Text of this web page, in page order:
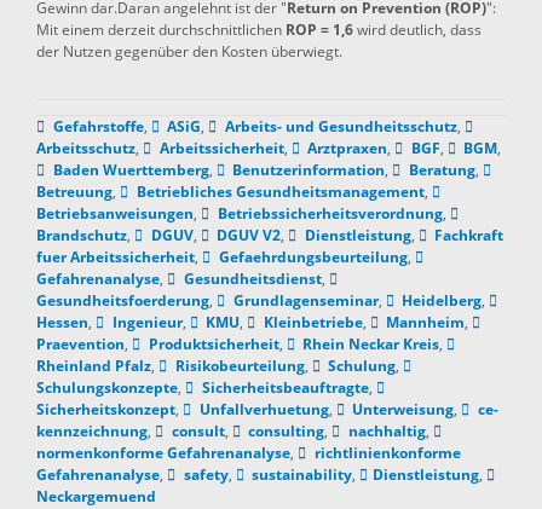
Gewinn dar.Daran angelehnt ist der "Return on Prevention (ROP)":
Mit einem derzeit durchschnittlichen ROP = 1,6wird deutlich, dass
der Nutzen gegenüber den Kosten überwiegt.
Gefahrstoffe, ASiG, Arbeits- und Gesundheitsschutz,
Arbeitsschutz, Arbeitssicherheit, Arztpraxen, BGF, BGM,
Baden Wuerttemberg, Benutzerinformation, Beratung,
Betreuung, Betriebliches Gesundheitsmanagement,
Betriebsanweisungen, Betriebssicherheitsverordnung,
Brandschutz, DGUV, DGUV V2, Dienstleistung,
Fachkraft
fuer Arbeitssicherheit, Gefaehrdungsbeurteilung,
Gefahrenanalyse, Gesundheitsdienst,
Gesundheitsfoerderung, Grundlagenseminar, Heidelberg,
Hessen, Ingenieur, KMU, Kleinbetriebe, Mannheim,
Praevention, Produktsicherheit, Rhein Neckar Kreis,
Rheinland Pfalz, Risikobeurteilung, Schulung,
Schulungskonzepte, Sicherheitsbeauftragte,
Sicherheitskonzept, Unfallverhuetung, Unterweisung,
ce-
kennzeichnung, consult, consulting, nachhaltig,
normenkonforme Gefahrenanalyse,
richtlinienkonforme
Gefahrenanalyse, safety, sustainability, Dienstleistung,
Neckargemuend